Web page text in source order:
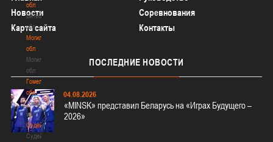
обл
Витебская
обл
Могилевская
обл
Могилевская
обл
Гомельская
обл
Гомельская
обл
Судейство
Судейство
Новости
Соревнования
Карта сайта
Контакты
ПОСЛЕДНИЕ НОВОСТИ
04.08.2026
«MINSK» представил Беларусь на «Играх Будущего –
2026»